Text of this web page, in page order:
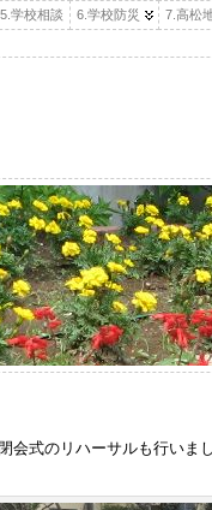
5.学校相談 6.学校防災 7.高松
会式のリハーサルも行いま